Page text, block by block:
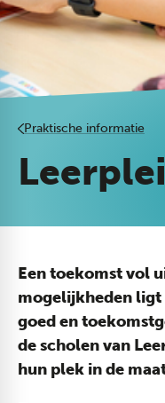
Praktische informatie
Een toekomst vol
mogelijkheden
goed en
de scholen van
hun plek in de